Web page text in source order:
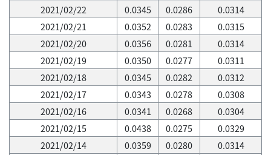
2021/02/22
0.0345 0.0286
0.0314
2021/02/21
0.0352 0.0283
0.0315
2021/02/20
0.0356 0.0281
0.0314
2021/02/19
0.0350 0.0277
0.0311
2021/02/18
0.0345 0.0282
0.0312
2021/02/17
0.0343 0.0278
0.0308
2021/02/16
0.0341 0.0268
0.0304
2021/02/15
0.0438 0.0275
0.0329
2021/02/14
0.0359 0.0280
0.0314